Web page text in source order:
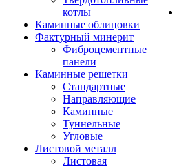
котлы
Каминные облицовки
Фактурный минерит
Фиброцементные
панели
Каминные решетки
Стандартные
Направляющие
Каминные
Туннельные
Угловые
Листовой металл
Листовая